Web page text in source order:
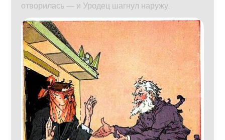
отворилась — и Уродец шагнул наружу.